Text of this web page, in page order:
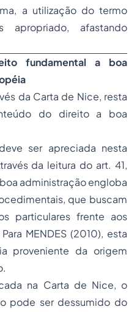
a utilização do termo
apropriado, afastando
fundamental a boa
da Carta de Nice, resta
do direito a boa
ser apreciada nesta
da leitura do art. 41,
administração engloba
que buscam
particulares frente aos
MENDES (2010), esta
proveniente da origem
na Carta de Nice, o
pode ser dessumido do